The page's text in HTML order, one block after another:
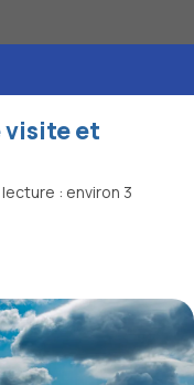
visite et
: environ 3